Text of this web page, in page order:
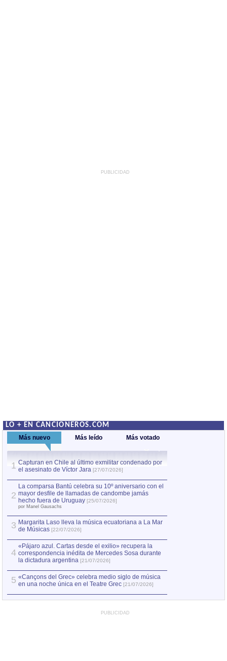
PUBLICIDAD
LO + EN CANCIONEROS.COM
Más nuevo Más leído Más votado
1 Capturan en Chile al último exmilitar condenado por
el asesinato de Víctor Jara [27/07/2026]
2
La comparsa Bantú celebra su 10º aniversario con el
mayor desfile de llamadas de candombe jamás
hecho fuera de Uruguay [25/07/2026]
por Manel Gausachs
3 Margarita Laso lleva la música ecuatoriana a La Mar
de Músicas [22/07/2026]
4
«Pájaro azul. Cartas desde el exilio» recupera la
correspondencia inédita de Mercedes Sosa durante
la dictadura argentina [21/07/2026]
5 «Cançons del Grec» celebra medio siglo de música
en una noche única en el Teatre Grec [21/07/2026]
PUBLICIDAD